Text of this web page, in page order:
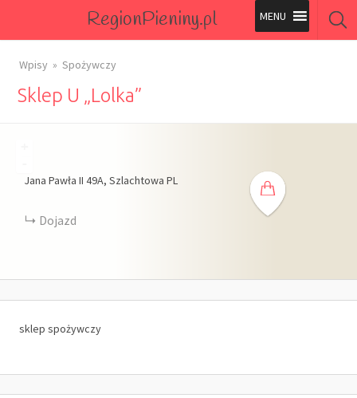
RegionPieniny.pl
Polecane Przez Nas
Wszystkie Obiekty
Wpisy Spożywczy
Sklep U „Lolka”
Jana Pawła II 49A Szlachtowa PL
Dojazd
sklep spożywczy